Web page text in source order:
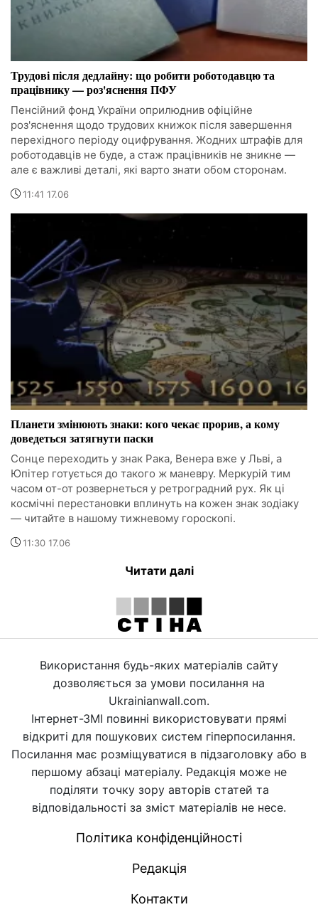
Трудові після дедлайну: що робити роботодавцю та
працівнику — роз'яснення ПФУ
Пенсійний фонд України оприлюднив офіційне
роз'яснення щодо трудових книжок після завершення
перехідного періоду оцифрування. Жодних штрафів для
роботодавців не буде, а стаж працівників не зникне —
але є важливі деталі, які варто знати обом сторонам.
11:41 17.06
Планети змінюють знаки: кого чекає прорив, а кому
доведеться затягнути паски
Сонце переходить у знак Рака, Венера вже у Льві, а
Юпітер готується до такого ж маневру. Меркурій тим
часом от-от розвернеться у ретроградний рух. Як ці
космічні перестановки вплинуть на кожен знак зодіаку
— читайте в нашому тижневому гороскопі.
11:30 17.06
Читати далі
Використання будь-яких матеріалів сайту
дозволяється за умови посилання на
Ukrainianwall.com.
Інтернет-ЗМІ повинні використовувати прямі
відкриті для пошукових систем гіперпосилання.
Посилання має розміщуватися в підзаголовку або в
першому абзаці матеріалу. Редакція може не
поділяти точку зору авторів статей та
відповідальності за зміст матеріалів не несе.
Політика конфіденційності
Редакція
Контакти